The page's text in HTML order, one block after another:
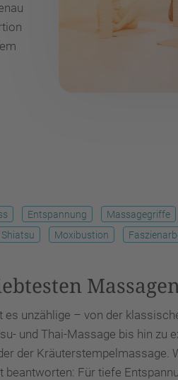
Entspannung Massagegriffe
Shiatsu Moxibustion
es unzählige – von der
und Thai-Massage bis hin zu
der Kräuterstempelmassage.
beantworten: Für tiefe